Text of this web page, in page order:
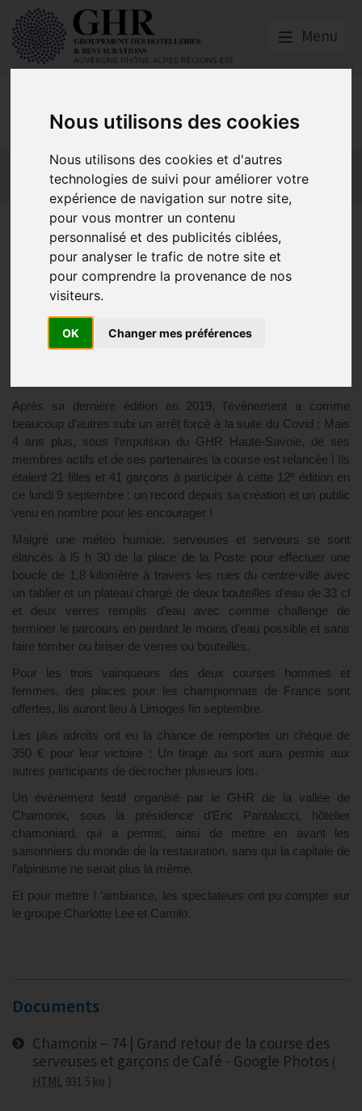
Nous utilisons des cookies
Nous utilisons des cookies et d'autres
technologies de suivi pour améliorer votre
expérience de navigation sur notre site,
pour vous montrer un contenu
personnalisé et des publicités ciblées,
pour analyser le trafic de notre site et
pour comprendre la provenance de nos
visiteurs.
OK Changer mes préférences
Menu
Alpes Régions Est
Actualités Qui sommes nous ?
GHR National
Partenaires
Contact adhésion
Chamonix – 74| Grand retour
de la course des serveuses et
garçons de Café
Actualités locales
Après sa dernière édition en 2019, l’évènement a comme
beaucoup d’autres subi un arrêt forcé à la suite du Covid ; Mais
4 ans plus, sous l’impulsion du GHR Haute-Savoie, de ses
membres actifs et de ses partenaires la course est relancée ! Ils
étaient 21 filles et 41 garçons à participer à cette 12e édition en
ce lundi 9 septembre : un record depuis sa création et un public
venu en nombre pour les encourager !
Malgré une météo humide, serveuses et serveurs se sont
élancés à l5 h 30 de la place de la Poste pour effectuer une
boucle de 1,8 kilomètre à travers les rues du centre-ville avec
un tablier et un plateau chargé de deux bouteilles d’eau de 33 cl
et deux verres remplis d’eau avec comme challenge de
terminer le parcours en perdant le moins d’eau possible et sans
faire tomber ou briser de verres ou bouteilles.
Pour les trois vainqueurs des deux courses hommes et
femmes, des places pour les championnats de France sont
offertes, lis auront lieu à Limoges fin septembre.
Les plus adroits ont eu la chance de remporter un chèque de
350 € pour leur victoire ; Un tirage au sort aura permis aux
autres participants de décrocher plusieurs lots.
Un évènement festif organisé par le GHR de la vallée de
Chamonix, sous la présidence d’Eric Pantalacci, hôtelier
chamoniard, qui a permis, ainsi de mettre en avant les
saisonniers du monde de la restauration, sans qui la capitale de
l’alpinisme ne serait plus la même.
Et pour mettre I ‘ambiance, les spectateurs ont pu compter sur
le groupe Charlotte Lee et Camilo.
Documents
Chamonix – 74 | Grand retour de la course des
serveuses et garçons de Café - Google Photos
HTML 931.5 ko